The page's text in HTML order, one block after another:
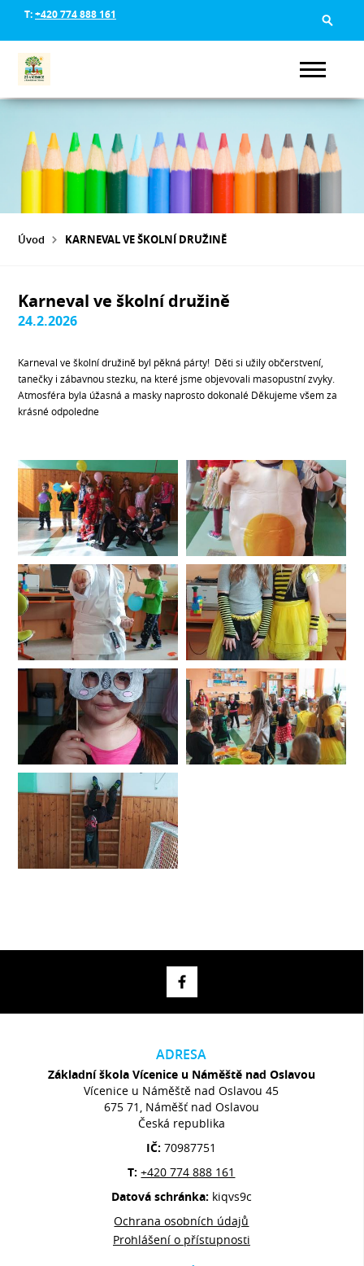
T:+420 774 888 161
Úvod KARNEVAL VE ŠKOLNÍ DRUŽINĚ
Karneval ve školní družině
24.2.2026
Karneval ve školní družině byl pěkná párty! Děti si užily občerstvení,
tanečky i zábavnou stezku, na které jsme objevovali masopustní zvyky.
Atmosféra byla úžasná a masky naprosto dokonalé Děkujeme všem za
krásné odpoledne
ADRESA
Základní škola Vícenice u Náměště nad Oslavou
Vícenice u Náměště nad Oslavou 45
675 71, Náměšť nad Oslavou
Česká republika
IČ:70987751
T:+420 774 888 161
Datová schránka: kiqvs9c
Ochrana osobních údajů
Prohlášení o přístupnosti